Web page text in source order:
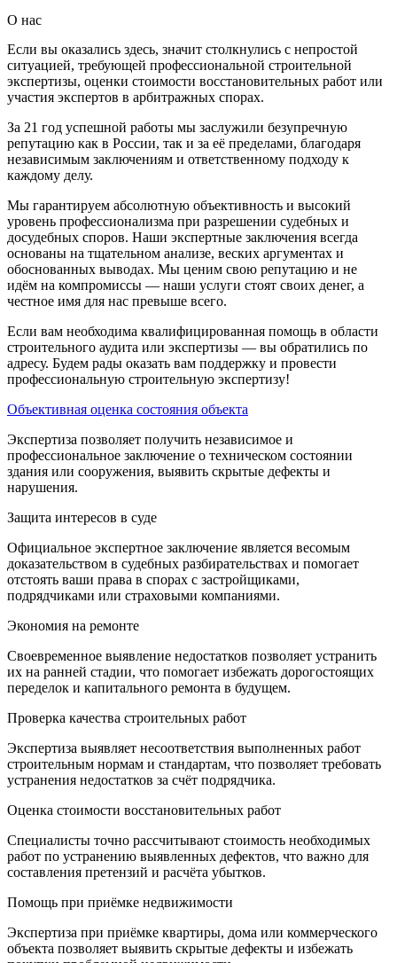
О нас
Если вы оказались здесь, значит столкнулись с непростой
ситуацией, требующей профессиональной строительной
экспертизы, оценки стоимости восстановительных работ или
участия экспертов в арбитражных спорах.
За 21 год успешной работы мы заслужили безупречную
репутацию как в России, так и за её пределами, благодаря
независимым заключениям и ответственному подходу к
каждому делу.
Мы гарантируем абсолютную объективность и высокий
уровень профессионализма при разрешении судебных и
досудебных споров. Наши экспертные заключения всегда
основаны на тщательном анализе, веских аргументах и
обоснованных выводах. Мы ценим свою репутацию и не
идём на компромиссы — наши услуги стоят своих денег, а
честное имя для нас превыше всего.
Если вам необходима квалифицированная помощь в области
строительного аудита или экспертизы — вы обратились по
адресу. Будем рады оказать вам поддержку и провести
профессиональную строительную экспертизу!
Объективная оценка состояния объекта
Экспертиза позволяет получить независимое и
профессиональное заключение о техническом состоянии
здания или сооружения, выявить скрытые дефекты и
нарушения.
Защита интересов в суде
Официальное экспертное заключение является весомым
доказательством в судебных разбирательствах и помогает
отстоять ваши права в спорах с застройщиками,
подрядчиками или страховыми компаниями.
Экономия на ремонте
Своевременное выявление недостатков позволяет устранить
их на ранней стадии, что помогает избежать дорогостоящих
переделок и капитального ремонта в будущем.
Проверка качества строительных работ
Экспертиза выявляет несоответствия выполненных работ
строительным нормам и стандартам, что позволяет требовать
устранения недостатков за счёт подрядчика.
Оценка стоимости восстановительных работ
Специалисты точно рассчитывают стоимость необходимых
работ по устранению выявленных дефектов, что важно для
составления претензий и расчёта убытков.
Помощь при приёмке недвижимости
Экспертиза при приёмке квартиры, дома или коммерческого
объекта позволяет выявить скрытые дефекты и избежать